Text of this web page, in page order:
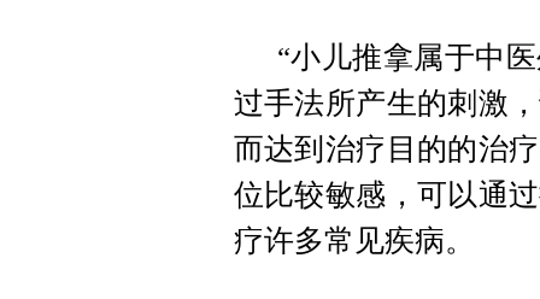
“小儿推拿属于中
过手法所产生的刺激
而达到治疗目的的治
位比较敏感，可以通
疗许多常见疾病。